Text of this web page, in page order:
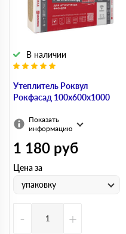
Утеплитель Роквул
Рокфасад 100х600х1000
В наличии
Показать
информацию
1 180 руб
Цена за
упаковку
- +